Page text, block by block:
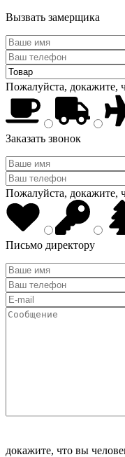
Вызвать замерщика
Пожалуйста, докажите,
Заказать звонок
Пожалуйста, докажите,
Письмо директору
докажите, что вы